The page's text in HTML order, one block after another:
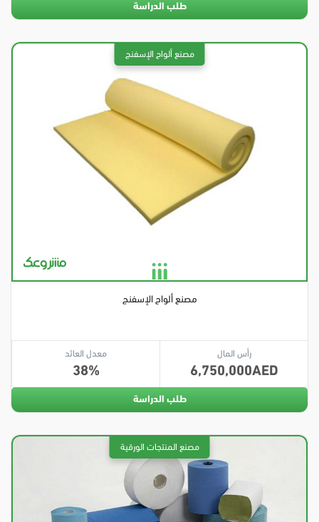
طلب الدراسة
مصنع ألواح الإسفنج
رأس المال
6,750,000
معدل العائد
38
طلب الدراسة